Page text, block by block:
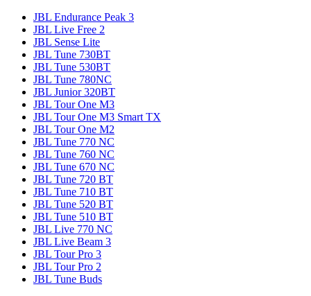
JBL Endurance Peak 3
JBL Live Free 2
JBL Sense Lite
JBL Tune 730BT
JBL Tune 530BT
JBL Tune 780NC
JBL Junior 320BT
JBL Tour One M3
JBL Tour One M3 Smart TX
JBL Tour One M2
JBL Tune 770 NC
JBL Tune 760 NC
JBL Tune 670 NC
JBL Tune 720 BT
JBL Tune 710 BT
JBL Tune 520 BT
JBL Tune 510 BT
JBL Live 770 NC
JBL Live Beam 3
JBL Tour Pro 3
JBL Tour Pro 2
JBL Tune Buds